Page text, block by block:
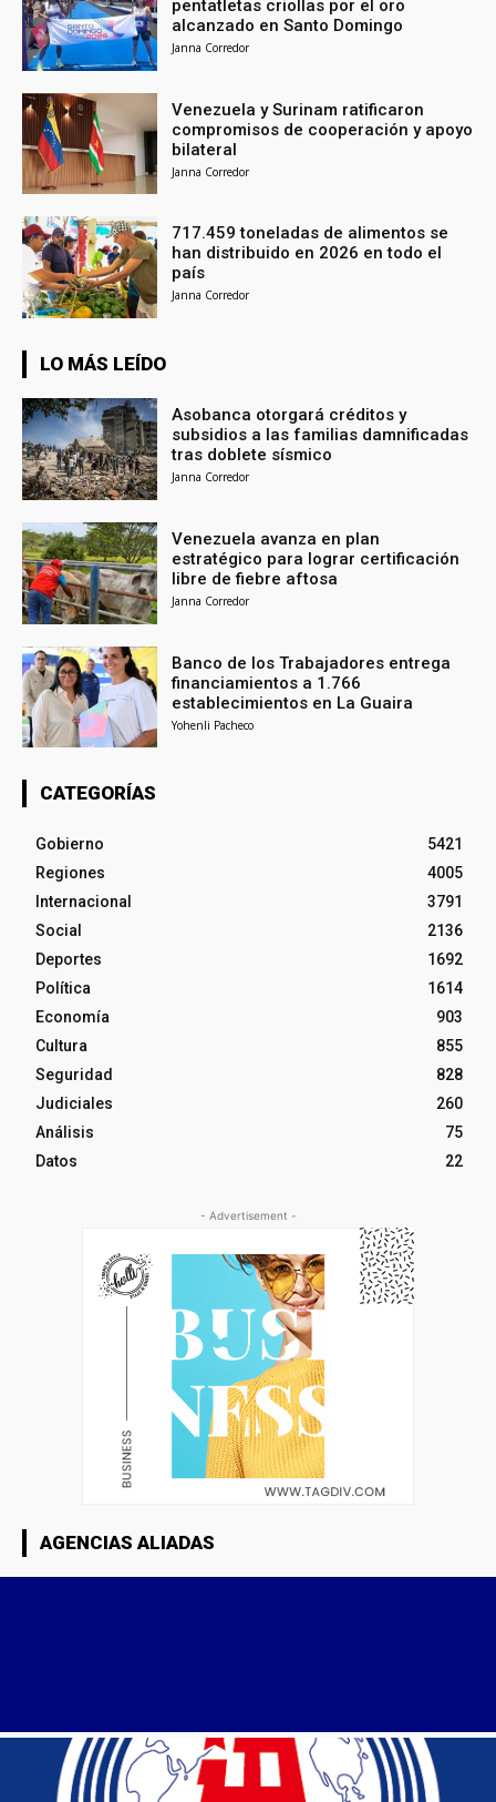
pentatletas criollas por el oro
alcanzado en Santo Domingo
Janna Corredor
Venezuela y Surinam ratificaron
compromisos de cooperación y apoyo
bilateral
Janna Corredor
717.459 toneladas de alimentos se
han distribuido en 2026 en todo el
país
Janna Corredor
LO MÁS LEÍDO
Asobanca otorgará créditos y
subsidios a las familias damnificadas
tras doblete sísmico
Janna Corredor
Venezuela avanza en plan
estratégico para lograr certificación
libre de fiebre aftosa
Janna Corredor
Banco de los Trabajadores entrega
financiamientos a 1.766
establecimientos en La Guaira
Yohenli Pacheco
CATEGORÍAS
Gobierno
5421
Regiones
4005
Internacional
3791
Social
2136
Deportes
1692
Política
1614
Economía
903
Cultura
855
Seguridad
828
Judiciales
260
Análisis
75
Datos
22
- Advertisement -
AGENCIAS ALIADAS